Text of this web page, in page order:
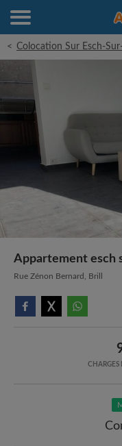
< Colocation Sur Esch-
Appartement esch
Rue Zénon Bernard, Brill
CHARGES